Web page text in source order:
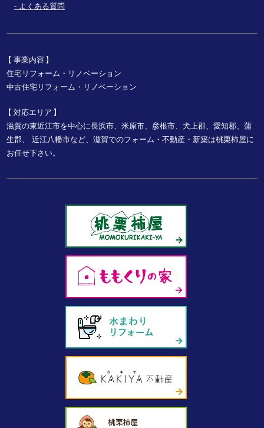
よくある質問
事業内容
住宅リフォーム・リノベーション
中古住宅リフォーム・リノベーション
対応エリア
滋賀の東近江市を中心に長浜市、米原市、彦根市、犬上郡、愛知郡、蒲
生郡、
近江八幡市など、滋賀でのフォーム・不動産・新築は桃栗柿屋に
お任せ下さい。